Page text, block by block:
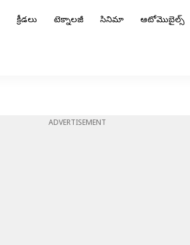
క్రీడలు టెక్నాలజీ సినిమా ఆటోమొబైల్స్
ADVERTISEMENT